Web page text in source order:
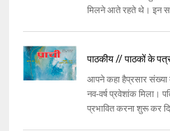
मिलने आते रहते थे। इन
पाठकीय // पाठकों के
आपने कहा हैप्रसार संख्या
नव-वर्ष प्रवेशांक मिला।
प्रभावित करना शुरू कर